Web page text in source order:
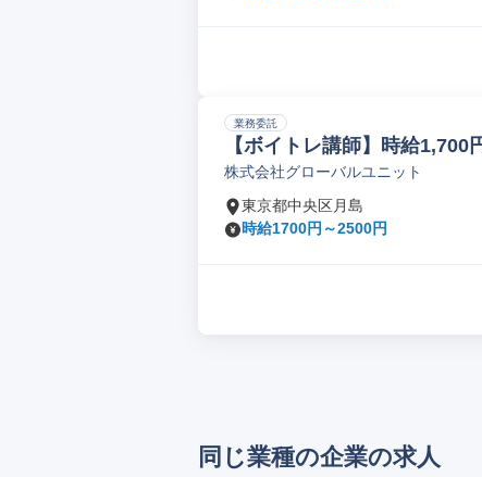
業務委託
【ボイトレ講師】時給
ティブ/臨時報酬あり
株式会社グローバルユニット
東京都中央区月島
時給1700円～2500円
同じ業種の企業の求人